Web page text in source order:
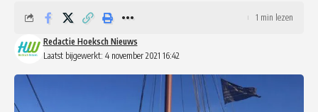
Laatst bijgewerkt: 4 november 2021 16:42
Redactie Hoeksch Nieuws
1 min lezen